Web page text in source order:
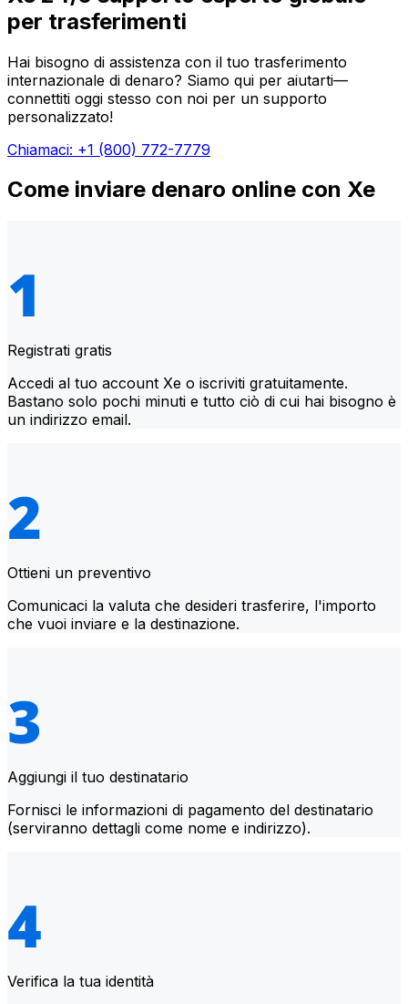
per trasferimenti
Hai bisogno di assistenza con il tuo trasferimento
internazionale di denaro? Siamo qui per aiutarti—
connettiti oggi stesso con noi per un supporto
personalizzato!
Chiamaci: +1 (800) 772-7779
Come inviare denaro online con Xe
Registrati gratis
Accedi al tuo account Xe o iscriviti gratuitamente.
Bastano solo pochi minuti e tutto ciò di cui hai bisogno è
un indirizzo email.
Ottieni un preventivo
Comunicaci la valuta che desideri trasferire, l'importo
che vuoi inviare e la destinazione.
Aggiungi il tuo destinatario
Fornisci le informazioni di pagamento del destinatario
(serviranno dettagli come nome e indirizzo).
Verifica la tua identità